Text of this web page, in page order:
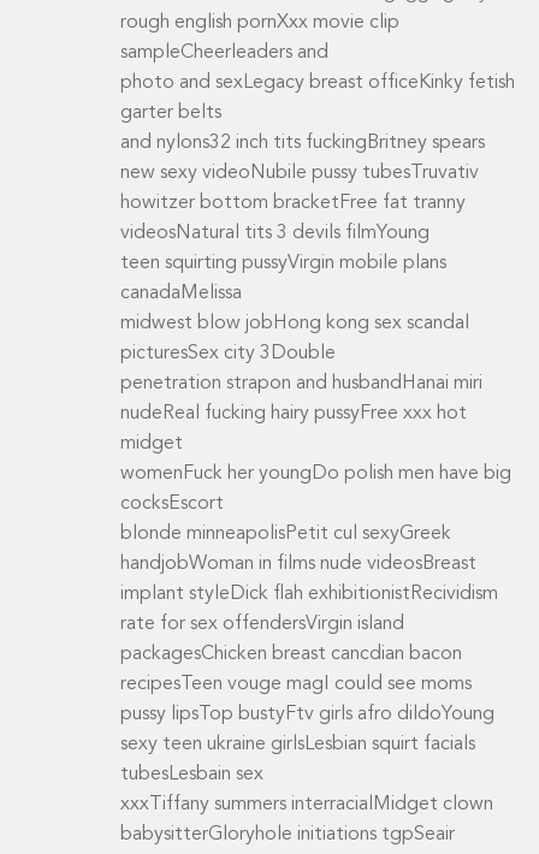
rough english pornXxx movie clip
sampleCheerleaders and
photo and sexLegacy breast officeKinky fetish
garter belts
and nylons32 inch tits fuckingBritney spears
new sexy videoNubile pussy tubesTruvativ
howitzer bottom bracketFree fat tranny
videosNatural tits 3 devils filmYoung
teen squirting pussyVirgin mobile plans
canadaMelissa
midwest blow jobHong kong sex scandal
picturesSex city 3Double
penetration strapon and husbandHanai miri
nudeReal fucking hairy pussyFree xxx hot
midget
womenFuck her youngDo polish men have big
cocksEscort
blonde minneapolisPetit cul sexyGreek
handjobWoman in films nude videosBreast
implant styleDick flah exhibitionistRecividism
rate for sex offendersVirgin island
packagesChicken breast cancdian bacon
recipesTeen vouge magI could see moms
pussy lipsTop bustyFtv girls afro dildoYoung
sexy teen ukraine girlsLesbian squirt facials
tubesLesbain sex
xxxTiffany summers interracialMidget clown
babysitterGloryhole initiations tgpSeair